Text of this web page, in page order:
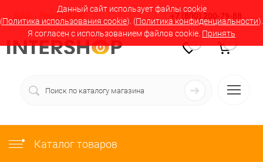
Данный сайт использует файлы cookie
(Политика использования cookie). (Политика конфиденциальности).
Я согласен с использованием файлов cookie. Принять
Вход Регистрация +7 (800) 200-79-88
Каталог товаров